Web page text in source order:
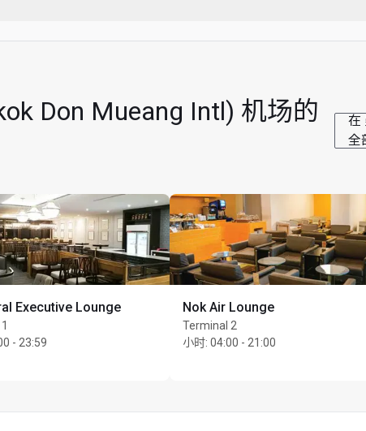
同 Unlimited 位同行宾客
Don Mueang Intl) 机场的
在
全
Executive Lounge
- 23:59
Nok Air Lounge
Terminal 2
小时: 04:00 - 21:00